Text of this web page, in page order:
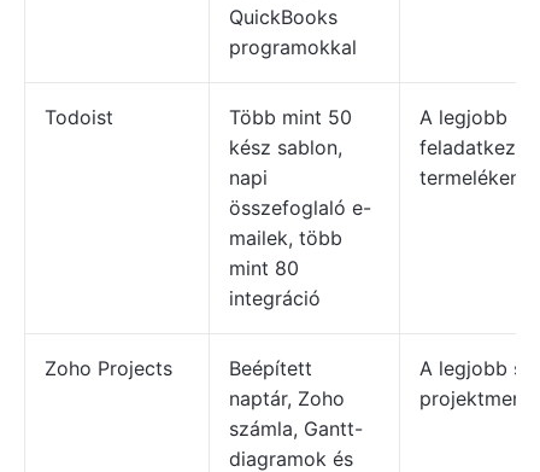
QuickBooks
programokkal
Todoist
Több mint 50
kész sablon,
napi
összefoglaló e-
mailek, több
mint 80
integráció
A legjobb
Zoho Projects
Beépített
naptár, Zoho
számla, Gantt-
diagramok és
A legjobb